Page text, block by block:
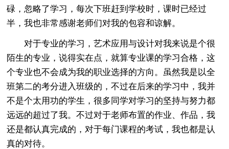
碌，忽略了学习，每次下班赶到学校时，课时已经过
半，我也非常感谢老师们对我的包容和谅解。
对于专业的学习，艺术应用与设计对我来说是个很
陌生的专业，说得实在点，就算专业课的学习合格，这
个专业也不会成为我的职业选择的方向。虽然我是以全
班第二的考分进入班级的，不过在后来的学习中，我并
不是个太用功的学生，很多同学对学习的坚持与努力都
远远的超过了我。不过对于老师布置的作业、作品，我
还是都认真完成的，对于每门课程的考试，我也都是认
真的对待。